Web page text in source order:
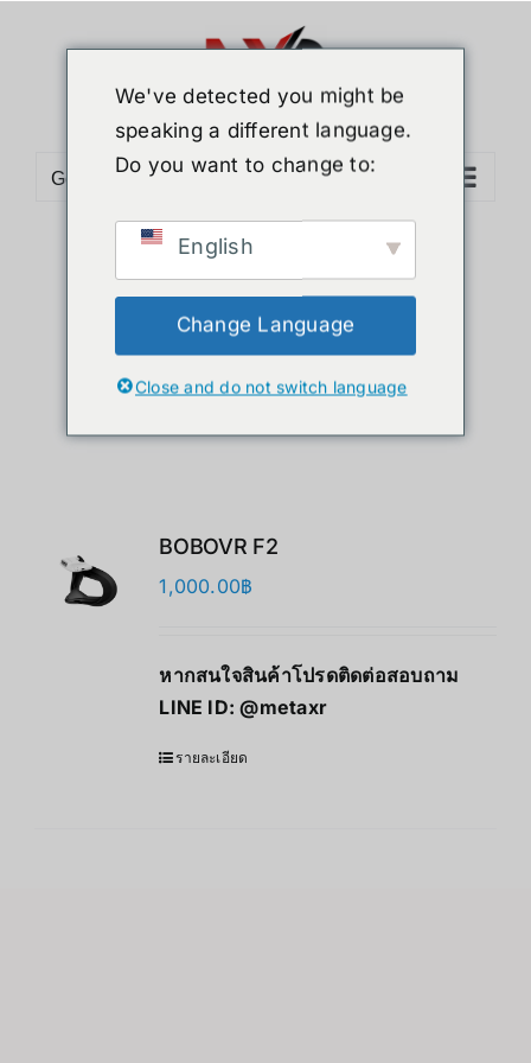
Go to...
Sort byPopularity
Show24 Products
BOBOVR F2
1,000.00฿
หากสนใจสินค้าโปรดติดต่อสอบถาม
LINE ID:@metaxr
รายละเอียด
We've detected you might be
speaking a different language.
Do you want to change to:
English
Change Language
Close and do not switch language